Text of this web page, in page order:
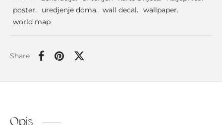
poster, uredjenje doma, wall decal, wallpaper,
world map
Share
Opis